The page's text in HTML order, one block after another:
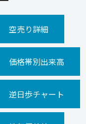
空売り詳細
価格帯別出来高
逆日歩チャート